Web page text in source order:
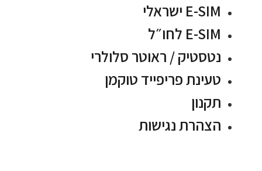
E-SIM ישראלי
E-SIM לחו״ל
נטסטיק / ראוטר סלולרי
טעינת פריפייד טוקמן
תקנון
הצהרת נגישות